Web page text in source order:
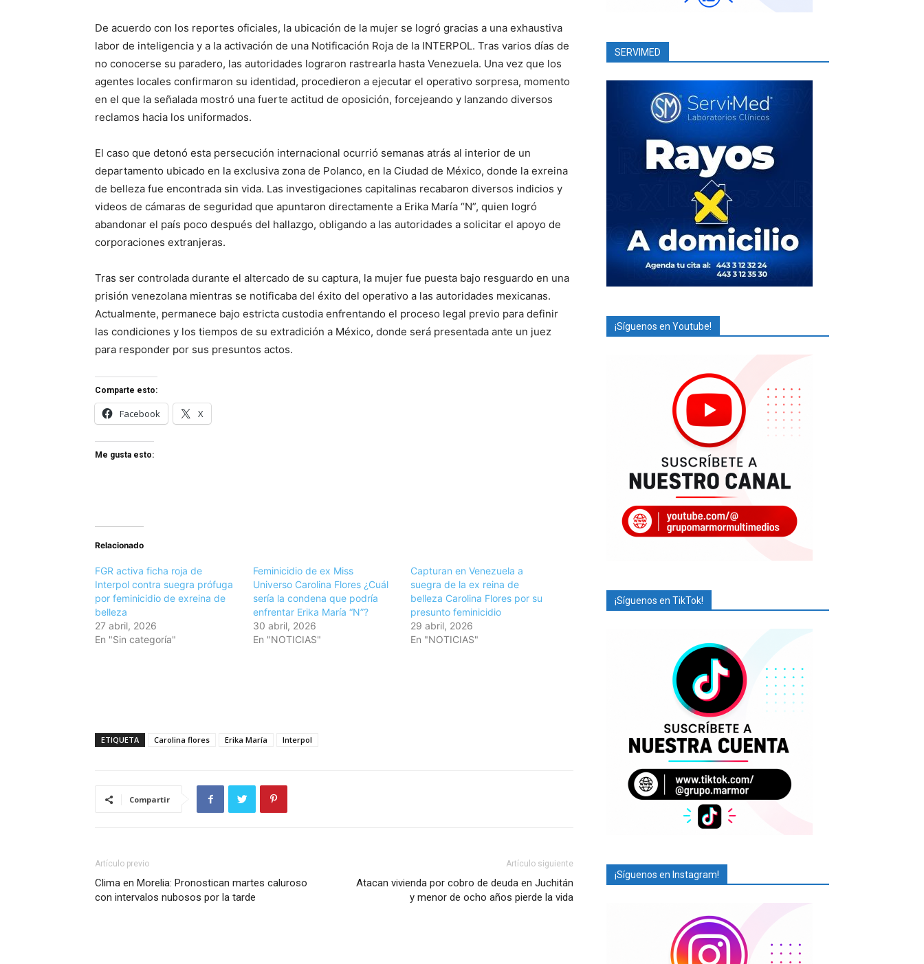
De acuerdo con los reportes oficiales, la ubicación de la mujer se logró gracias a una exhaustiva
labor de inteligencia y a la activación de una Notificación Roja de la INTERPOL. Tras varios días de
no conocerse su paradero, las autoridades lograron rastrearla hasta Venezuela. Una vez que los
agentes locales confirmaron su identidad, procedieron a ejecutar el operativo sorpresa, momento
en el que la señalada mostró una fuerte actitud de oposición, forcejeando y lanzando diversos
reclamos hacia los uniformados.
El caso que detonó esta persecución internacional ocurrió semanas atrás al interior de un
departamento ubicado en la exclusiva zona de Polanco, en la Ciudad de México, donde la exreina
de belleza fue encontrada sin vida. Las investigaciones capitalinas recabaron diversos indicios y
videos de cámaras de seguridad que apuntaron directamente a Erika María “N”, quien logró
abandonar el país poco después del hallazgo, obligando a las autoridades a solicitar el apoyo de
corporaciones extranjeras.
Tras ser controlada durante el altercado de su captura, la mujer fue puesta bajo resguardo en una
prisión venezolana mientras se notificaba del éxito del operativo a las autoridades mexicanas.
Actualmente, permanece bajo estricta custodia enfrentando el proceso legal previo para definir
las condiciones y los tiempos de su extradición a México, donde será presentada ante un juez
para responder por sus presuntos actos.
Comparte esto:
Facebook X
Me gusta esto:
Relacionado
FGR activa ficha roja de
Interpol contra suegra prófuga
por feminicidio de exreina de
belleza
27 abril, 2026
En "Sin categoría"
Feminicidio de ex Miss
Universo Carolina Flores ¿Cuál
sería la condena que podría
enfrentar Erika María “N”?
30 abril, 2026
En "NOTICIAS"
Capturan en Venezuela a
suegra de la ex reina de
belleza Carolina Flores por su
presunto feminicidio
29 abril, 2026
En "NOTICIAS"
ETIQUETA Carolina flores Erika María Interpol
Compartir
Artículo previo
Clima en Morelia: Pronostican martes caluroso
con intervalos nubosos por la tarde
Artículo siguiente
Atacan vivienda por cobro de deuda en Juchitán
y menor de ocho años pierde la vida
SERVIMED
¡Síguenos en Youtube!
¡Síguenos en TikTok!
¡Síguenos en Instagram!